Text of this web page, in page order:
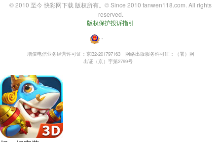
© 2010 至今 快彩网下载 版权所有。© Since 2010 fanwen118.com. All rights
reserved.
版权保护投诉指引
・
增值电信业务经营许可证：京B2-201797163
网络出版服务许可证：（署）网
出证（京）字第2799号